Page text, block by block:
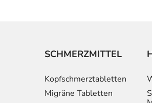
SCHMERZMITTEL
Kopfschmerztabletten
Migräne Tabletten